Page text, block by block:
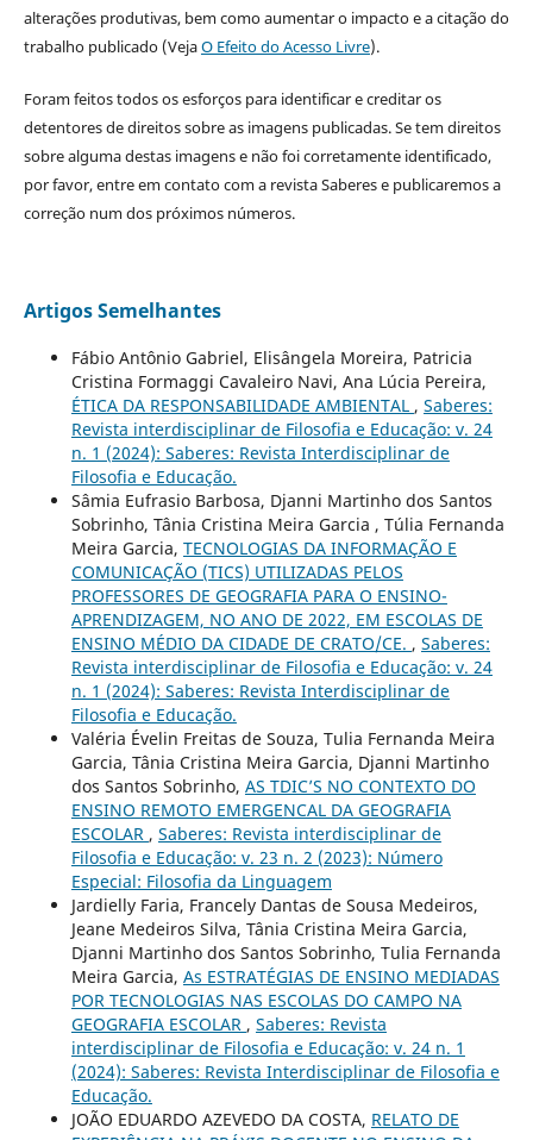
alterações produtivas, bem como aumentar o impacto e a citação do
trabalho publicado (VejaO Efeito do Acesso Livre).
Foram feitos todos os esforços para identificar e creditar os
detentores de direitos sobre as imagens publicadas. Se tem direitos
sobre alguma destas imagens e não foi corretamente identificado,
por favor, entre em contato com a revista Saberes e publicaremos a
correção num dos próximos números.
Artigos Semelhantes
Fábio Antônio Gabriel, Elisângela Moreira, Patricia
Cristina Formaggi Cavaleiro Navi, Ana Lúcia Pereira,
ÉTICA DA RESPONSABILIDADE AMBIENTAL , Saberes:
Revista interdisciplinar de Filosofia e Educação: v. 24
n. 1 (2024): Saberes: Revista Interdisciplinar de
Filosofia e Educação.
Sâmia Eufrasio Barbosa, Djanni Martinho dos Santos
Sobrinho, Tânia Cristina Meira Garcia , Túlia Fernanda
Meira Garcia, TECNOLOGIAS DA INFORMAÇÃO E
COMUNICAÇÃO (TICS) UTILIZADAS PELOS
PROFESSORES DE GEOGRAFIA PARA O ENSINO-
APRENDIZAGEM, NO ANO DE 2022, EM ESCOLAS DE
ENSINO MÉDIO DA CIDADE DE CRATO/CE. , Saberes:
Revista interdisciplinar de Filosofia e Educação: v. 24
n. 1 (2024): Saberes: Revista Interdisciplinar de
Filosofia e Educação.
Valéria Évelin Freitas de Souza, Tulia Fernanda Meira
Garcia, Tânia Cristina Meira Garcia, Djanni Martinho
dos Santos Sobrinho, AS TDIC’S NO CONTEXTO DO
ENSINO REMOTO EMERGENCAL DA GEOGRAFIA
ESCOLAR , Saberes: Revista interdisciplinar de
Filosofia e Educação: v. 23 n. 2 (2023): Número
Especial: Filosofia da Linguagem
Jardielly Faria, Francely Dantas de Sousa Medeiros,
Jeane Medeiros Silva, Tânia Cristina Meira Garcia,
Djanni Martinho dos Santos Sobrinho, Tulia Fernanda
Meira Garcia, As ESTRATÉGIAS DE ENSINO MEDIADAS
POR TECNOLOGIAS NAS ESCOLAS DO CAMPO NA
GEOGRAFIA ESCOLAR , Saberes: Revista
interdisciplinar de Filosofia e Educação: v. 24 n. 1
(2024): Saberes: Revista Interdisciplinar de Filosofia e
Educação.
JOÃO EDUARDO AZEVEDO DA COSTA, RELATO DE